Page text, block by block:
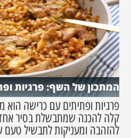
המתכון של השף: פרגיות
פרגיות ופתיתים עם כרישה
קלה להכנה שמתבשלת בסיר
להזהבה ומעניקות לתבשיל טעם